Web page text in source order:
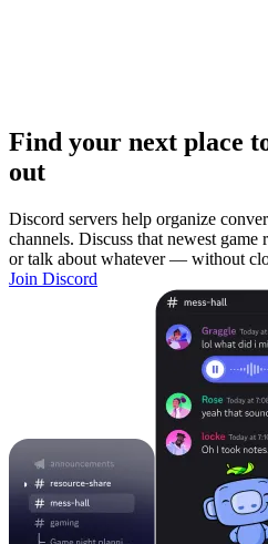
Find your next place
out
Discord servers help organize
channels. Discuss that newest game
or talk about whatever — without
Join Discord